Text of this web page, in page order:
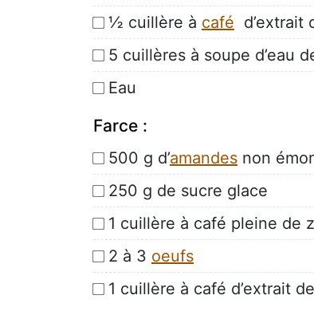
½ cuillère à café d’extrait
5 cuillères à soupe d’eau
Eau
Farce :
500 g d’amandes non
250 g de sucre glace
1 cuillère à café pleine de
2 à 3 oeufs
1 cuillère à café d’extrait